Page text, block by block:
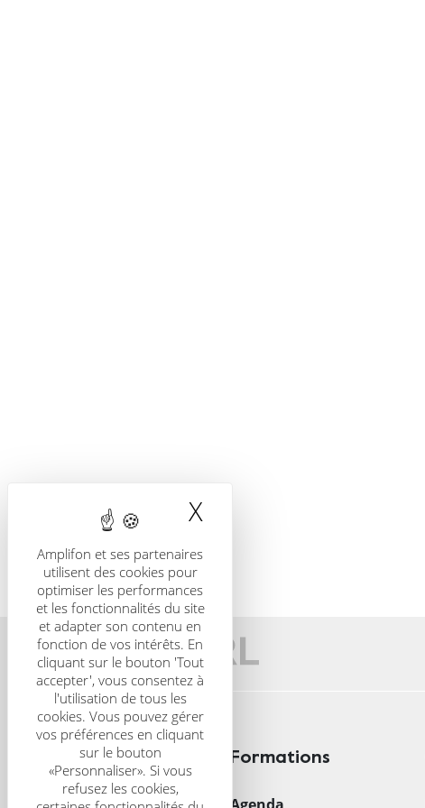
Amplifon et ses partenaires
utilisent des cookies pour
optimiser les performances
et les fonctionnalités du site
et adapter son contenu en
fonction de vos intérêts. En
cliquant sur le bouton 'Tout
accepter', vous consentez à
l'utilisation de tous les
cookies. Vous pouvez gérer
vos préférences en cliquant
sur le bouton
«Personnaliser». Si vous
refusez les cookies,
X
Publications Formations